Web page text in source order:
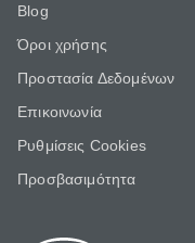
Blog
Όροι χρήσης
Προστασία Δεδομένων
Επικοινωνία
Ρυθμίσεις Cookies
Προσβασιμότητα